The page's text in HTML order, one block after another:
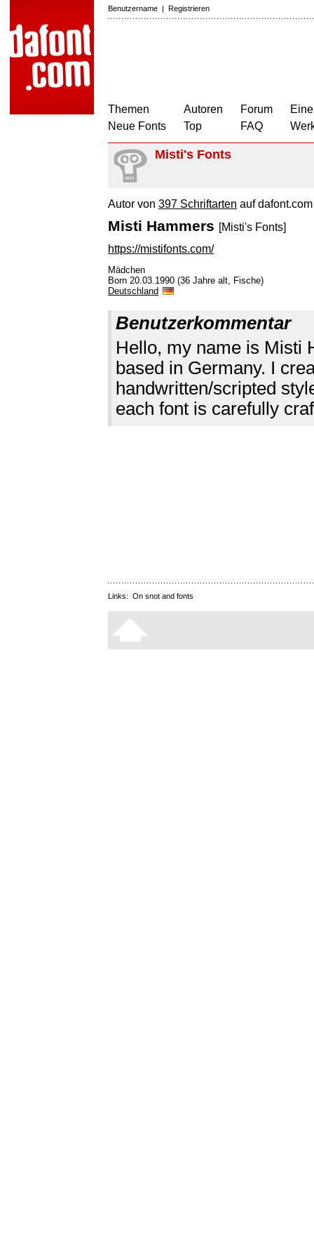
Benutzername | Registrieren
Themen
Neue Fonts
Autoren
Top
Forum
FAQ
Misti's Fonts
Autor von 397 Schriftarten auf dafont.com
Misti Hammers [Misti's Fonts]
https://mistifonts.com/
Mädchen
Born 20.03.1990 (36 Jahre alt, Fische)
Deutschland
Benutzerkommentar
Hello, my name is Misti
based in Germany. I
handwritten/scripted
each font is carefully
Links: On snot and fonts